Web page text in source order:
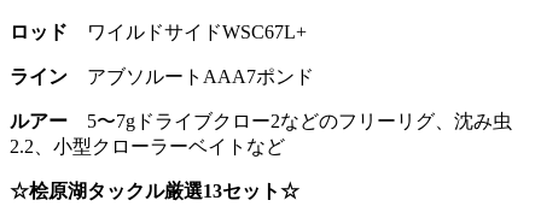
ロッド ワイルドサイドWSC67L+
ライン アブソルートAAA7ポンド
ルアー 5〜7gドライブクロー2などのフリーリグ、沈み虫
2.2、小型クローラーベイトなど
☆桧原湖タックル厳選13セット☆